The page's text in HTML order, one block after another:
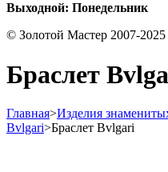
Выходной: Понедельник
© Золотой Мастер 2007-2025
Браслет
Главная>Изделия
Bvlgari>Браслет Bvlgari